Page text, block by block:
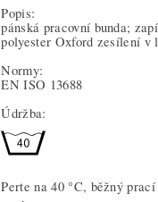
Popis:
pánská pracovní bunda;
polyester Oxford zesílení v
Normy:
EN ISO 13688
Údržba:
Perte na 40 °C, běžný